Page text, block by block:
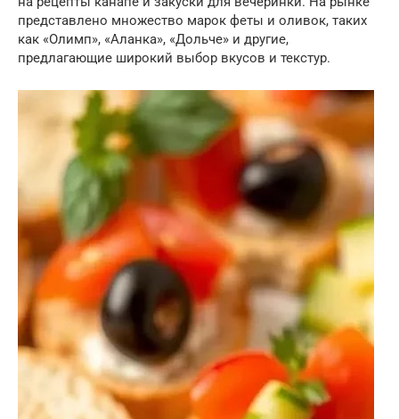
представлено множество марок феты и оливок, таких
как «Олимп», «Аланка», «Дольче» и другие,
предлагающие широкий выбор вкусов и текстур.